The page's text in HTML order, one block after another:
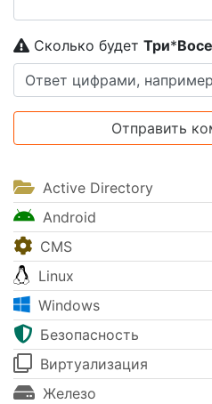
Сколько будет Tpи*
Active Directory
Android
CMS
Linux
Windows
Безопасность
Виртуализация
Железо